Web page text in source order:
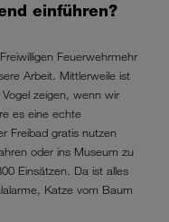
einführen?
Feuerwehrmehr
Arbeit. Mittlerweile ist
zeigen, wenn wir
es eine echte
Freibad gratis nutzen
oder ins Museum zu
Einsätzen. Da ist alles
Katze vom Baum